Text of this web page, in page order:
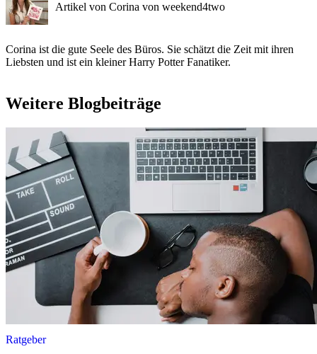
Artikel von Corina von weekend4two
Corina ist die gute Seele des Büros. Sie schätzt die Zeit mit ihren
Liebsten und ist ein kleiner Harry Potter Fanatiker.
Weitere Blogbeiträge
Ratgeber